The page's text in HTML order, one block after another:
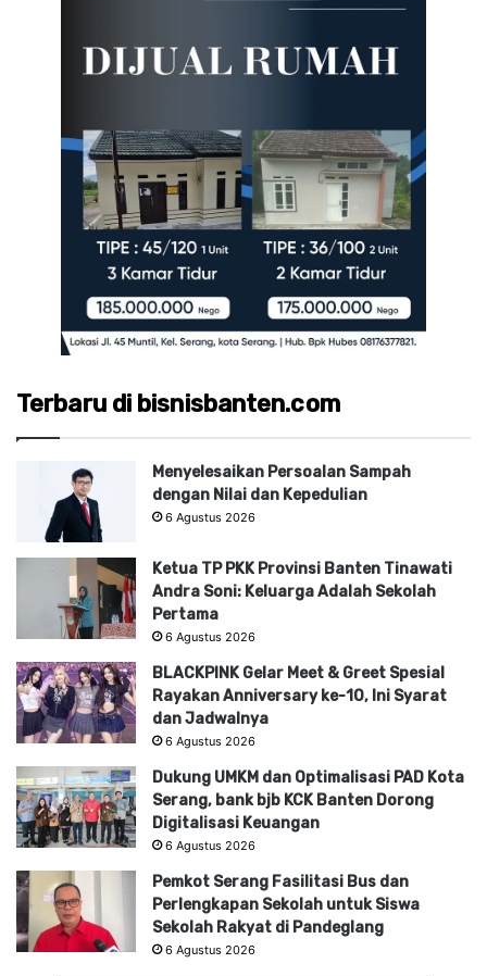
Terbaru di bisnisbanten.com
Menyelesaikan Persoalan Sampah
dengan Nilai dan Kepedulian
6 Agustus 2026
Ketua TP PKK Provinsi Banten Tinawati
Andra Soni: Keluarga Adalah Sekolah
Pertama
6 Agustus 2026
BLACKPINK Gelar Meet & Greet Spesial
Rayakan Anniversary ke-10, Ini Syarat
dan Jadwalnya
6 Agustus 2026
Dukung UMKM dan Optimalisasi PAD Kota
Serang, bank bjb KCK Banten Dorong
Digitalisasi Keuangan
6 Agustus 2026
Pemkot Serang Fasilitasi Bus dan
Perlengkapan Sekolah untuk Siswa
Sekolah Rakyat di Pandeglang
6 Agustus 2026